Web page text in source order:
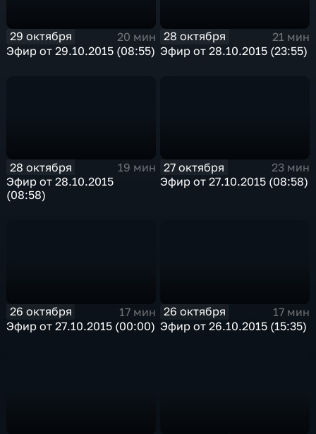
29 октября
20 мин
Эфир от 29.10.2015 (08:55)
28 октября
21 мин
Эфир от 28.10.2015 (23:55)
28 октября
19 мин
Эфир от 28.10.2015
(08:58)
27 октября
23 мин
Эфир от 27.10.2015 (08:58)
26 октября
17 мин
Эфир от 27.10.2015 (00:00)
26 октября
17 мин
Эфир от 26.10.2015 (15:35)